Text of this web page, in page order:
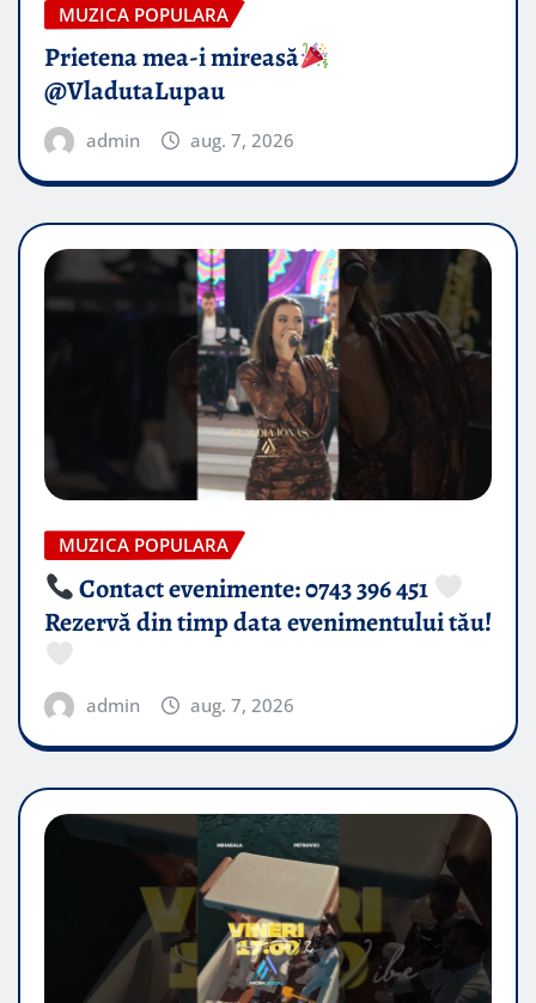
MUZICA POPULARA
Prietena mea-i mireasă​
@VladutaLupau
admin aug. 7, 2026
MUZICA POPULARA
Contact evenimente: 0743 396 451
Rezervă din timp data evenimentului tău!
admin aug. 7, 2026